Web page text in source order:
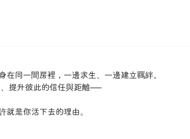
同一間房裡，一邊求生、一邊建立羈絆。
提升彼此的信任與距離──
就是你活下去的理由。